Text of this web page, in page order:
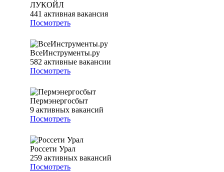
ЛУКОЙЛ
441 активная вакансия
Посмотреть
ВсеИнструменты.ру
582 активные вакансии
Посмотреть
Пермэнергосбыт
9 активных вакансий
Посмотреть
Россети Урал
259 активных вакансий
Посмотреть